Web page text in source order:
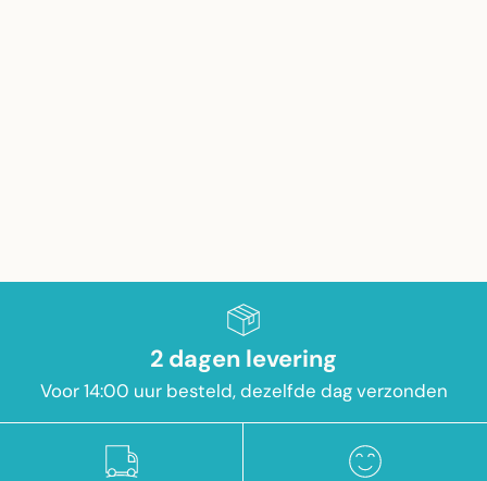
2 dagen levering
Voor 14:00 uur besteld, dezelfde dag verzonden